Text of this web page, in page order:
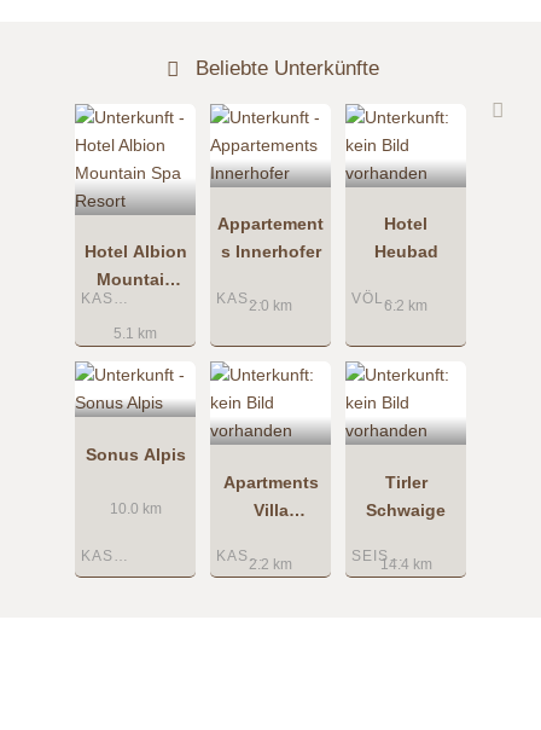
Beliebte Unterkünfte
Hotel Albion
Mountain
Spa Resort
5.1 km
Appartement
s Innerhofer
KASTELRUTH
2.0 km
Hotel
Heubad
VÖLS AM SCHLERN
6.2 km
Sonus Alpis
KASTELRUTH
10.0 km
Apartments
Villa
KASTELRUTH
2.2 km
Tirler
Schwaige
SEISER ALM
14.4 km